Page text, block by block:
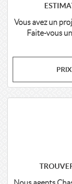
Vous avez un
Faite-vous